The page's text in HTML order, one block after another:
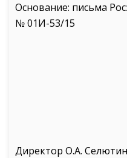
Основание: письма
№ 01И-53/15
Директор О.А. Селютин